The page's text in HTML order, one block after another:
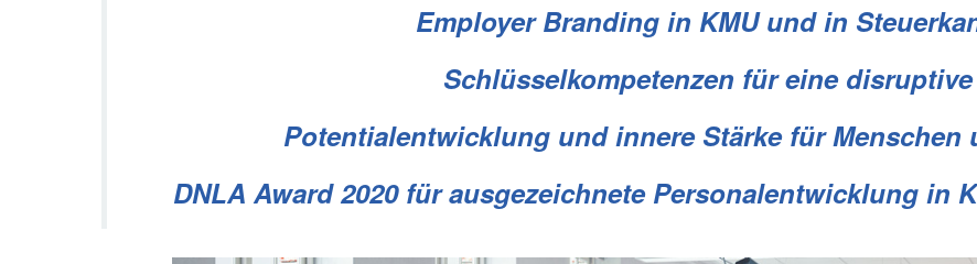
Employer Branding in KMU und in
Schlüsselkompetenzen für eine
Potentialentwicklung und innere Stärke für Menschen
DNLA Award 2020 für ausgezeichnete Personalentwicklung in